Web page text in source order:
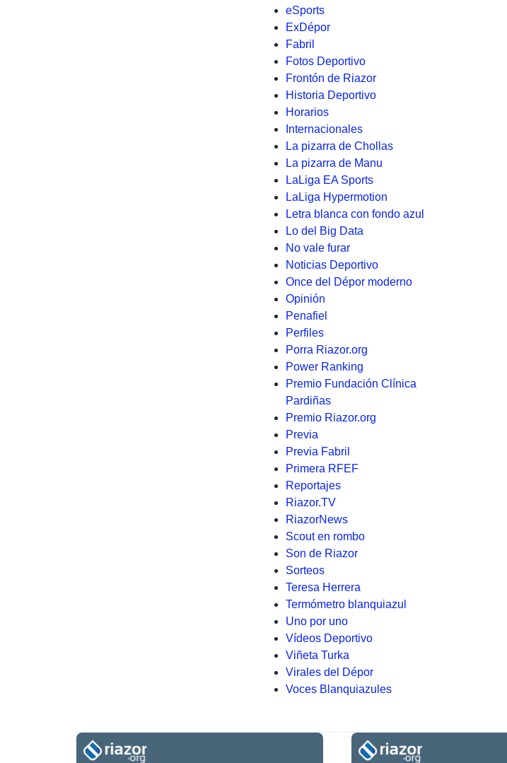
eSports
ExDépor
Fabril
Fotos Deportivo
Frontón de Riazor
Historia Deportivo
Horarios
Internacionales
La pizarra de Chollas
La pizarra de Manu
LaLiga EA Sports
LaLiga Hypermotion
Letra blanca con fondo azul
Lo del Big Data
No vale furar
Noticias Deportivo
Once del Dépor moderno
Opinión
Penafiel
Perfiles
Porra Riazor.org
Power Ranking
Premio Fundación Clínica
Pardiñas
Premio Riazor.org
Previa
Previa Fabril
Primera RFEF
Reportajes
Riazor.TV
RiazorNews
Scout en rombo
Son de Riazor
Sorteos
Teresa Herrera
Termómetro blanquiazul
Uno por uno
Vídeos Deportivo
Viñeta Turka
Virales del Dépor
Voces Blanquiazules